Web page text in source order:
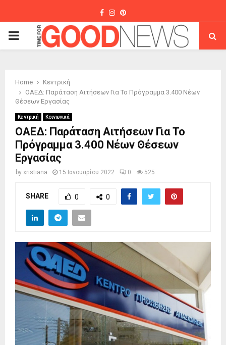
Facebook
Instagram
Pinterest
PRIMARY
Home
Κεντρική
ΟΑΕΔ: Παράταση Αιτήσεων Για Το Πρόγραμμα 3.400 Νέων
Θέσεων Εργασίας
Κεντρική Κοινωνικά
ΟΑΕΔ: Παράταση Αιτήσεων Για Το
Πρόγραμμα 3.400 Νέων Θέσεων
Εργασίας
by xristiana 15 Ιανουαρίου 2022 0 525
SHARE 0 0